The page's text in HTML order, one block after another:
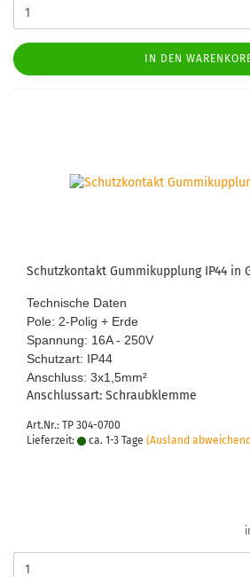
IN DEN
Schutz­kon­takt Gum­mikupp­lung IP44 in
Tech­ni­sche Daten
Pole: 2-​Polig + Erde
Span­nung: 16A - 250V
Schutz­art: IP44
An­schluss: 3x1,5mm²
An­schluss­art: Schraub­klem­me
Art.Nr.: TP 304-0700
Lieferzeit:
ca. 1-3 Tage (Ausland